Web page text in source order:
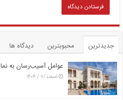
جدیدترین محبوبترین دیدگاه ها
عوامل آسیب‌رسان به نما
اسفند/۷ / ۱۴۰۴